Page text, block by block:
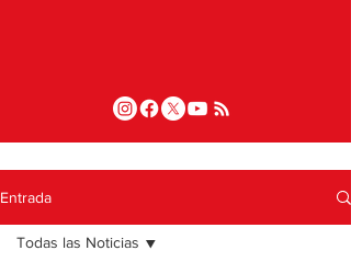
Entrada
Todas las Noticias